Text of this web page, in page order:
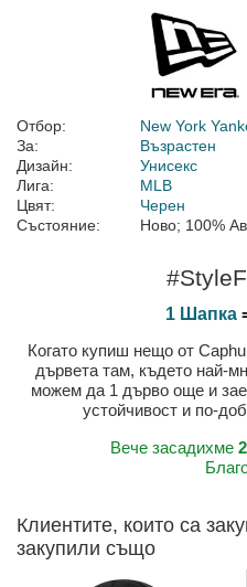
Отбор:
New York
За:
Възрастен
Дизайн:
Унисекс
Лига:
MLB
Цвят:
Черен
Състояние:
Ново; 100%
1 Шапка
Когато купиш нещо от
дървета там, където най-
можем да 1 дърво още и
устойчивост и по-
Вече засадихме
Клиентите, които са
закупили също